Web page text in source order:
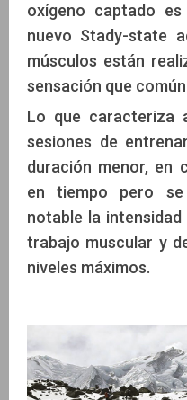
oxígeno captado
nuevo Stady-state
músculos están
sensación que
Lo que caracteriza
sesiones de
duración menor, en
en tiempo pero se
notable la
trabajo muscular y
niveles máximos.